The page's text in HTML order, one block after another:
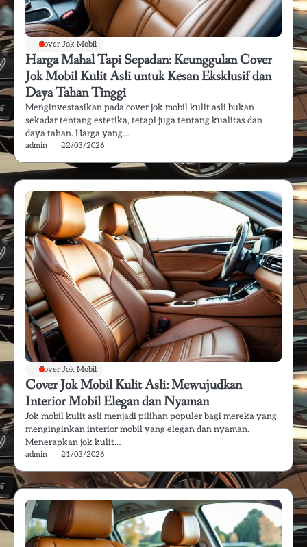
Cover Jok Mobil
Harga Mahal Tapi Sepadan: Keunggulan Cover
Jok Mobil Kulit Asli untuk Kesan Eksklusif dan
Daya Tahan Tinggi
Menginvestasikan pada cover jok mobil kulit asli bukan
sekadar tentang estetika, tetapi juga tentang kualitas dan
daya tahan. Harga yang…
admin 22/03/2026
Cover Jok Mobil
Cover Jok Mobil Kulit Asli: Mewujudkan
Interior Mobil Elegan dan Nyaman
Jok mobil kulit asli menjadi pilihan populer bagi mereka yang
menginginkan interior mobil yang elegan dan nyaman.
Menerapkan jok kulit…
admin 21/03/2026